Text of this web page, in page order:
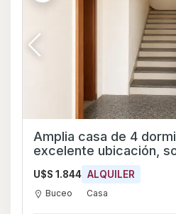
Amplia casa de 4
excelente ubicación,
Gómez esquina Pedro
U$S 1.844 ALQUILER
Buceo Casa